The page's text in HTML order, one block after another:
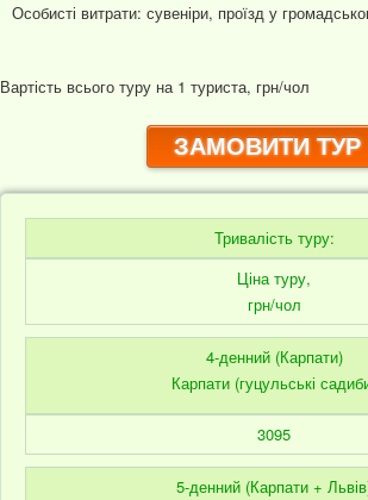
Особисті витрати: сувеніри, проїзд у
Вартість всього туру на 1 туриста, грн/чол
ЗАМОВИТИ ТУР
Тривалість туру:
Ціна туру,
грн/чол
4-денний (Карпати)
Карпати (гуцульські
3095
5-денний (Карпати +